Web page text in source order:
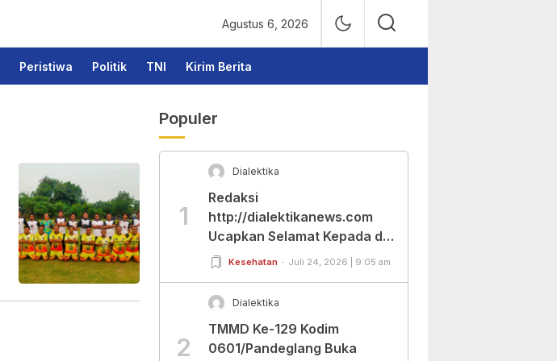
Agustus 6, 2026
Peristiwa Politik TNI Kirim Berita
Populer
1
Dialektika
Redaksi
http://dialektikanews.com
Ucapkan Selamat Kepada dr.
Cut Budiarti Atas Jabatan
Pandeglang
Kesehatan Juli 24, 2026 | 9:05 am
2
Dialektika
TMMD Ke-129 Kodim
0601/Pandeglang Buka